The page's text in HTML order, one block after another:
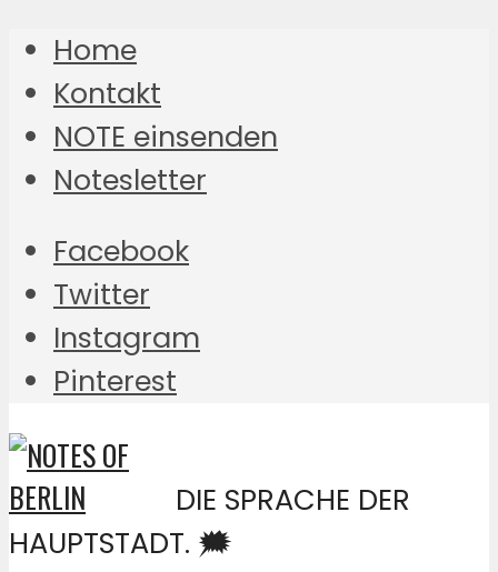
Home
Kontakt
NOTE einsenden
Notesletter
Facebook
Twitter
Instagram
Pinterest
DIE SPRACHE DER
HAUPTSTADT. 🗯️